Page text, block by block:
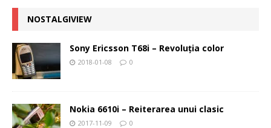
NOSTALGIVIEW
Sony Ericsson T68i – Revoluţia color
2018-01-08 0
Nokia 6610i – Reiterarea unui clasic
2017-11-09 0